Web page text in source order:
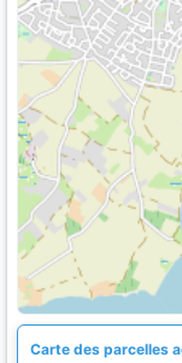
Carte des parcelles